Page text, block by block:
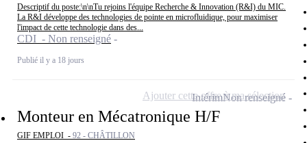
Descriptif du poste:\n\nTu rejoins l'équipe Recherche & Innovation (R&I) du MIC.
La R&I développe des technologies de pointe en microfluidique, pour maximiser
l'impact de cette technologie dans des...
CDI - Non renseigné
Publié il y a 18 jours
Monteur en Mécatronique H/F
GIF EMPLOI - 92 - CHÂTILLON
IntérimNon renseigné
Ajouter cette offre à ma sélection